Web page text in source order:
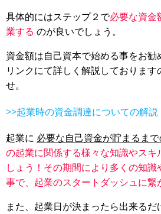
具体的にはステップ２で必要な資金
業する のが良いでしょう。
資金額は自己資本で始める事をお
リンクにて詳しく解説しております
せ。
>>起業時の資金調達についての解説
起業に 必要な自己資金が貯まるま
の起業に関係する様々な知識やスキ
しょう！その期間により多くの知
事で、起業のスタートダッシュに繋
また、起業日が決まったら出来る